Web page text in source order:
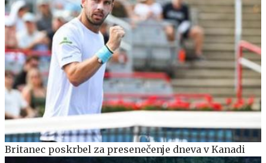
Britanec poskrbel za presenečenje dneva v Kanadi